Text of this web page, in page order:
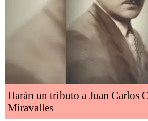
Harán un tributo a Juan Carlos
Miravalles